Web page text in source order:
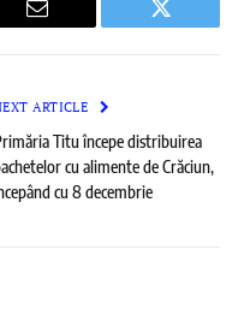
Email Twitter
ARTICLE
Titu începe distribuirea
cu alimente de Crăciun,
cu 8 decembrie